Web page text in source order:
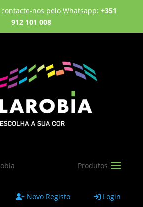
nos pelo Whatsapp: +351
912 101 008
Novo Registo Login